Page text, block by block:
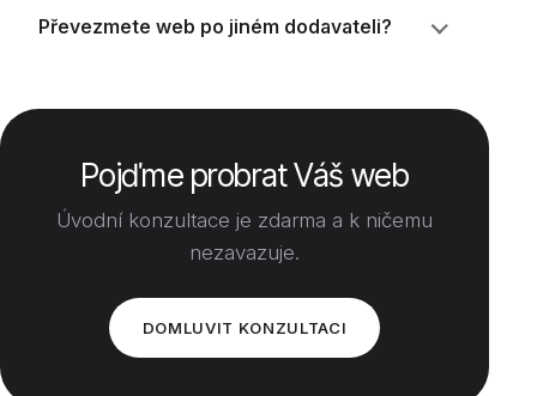
Převezmete web po jiném dodavateli?
Pojďme probrat Váš web
Úvodní konzultace je zdarma a k ničemu
nezavazuje.
DOMLUVIT KONZULTACI